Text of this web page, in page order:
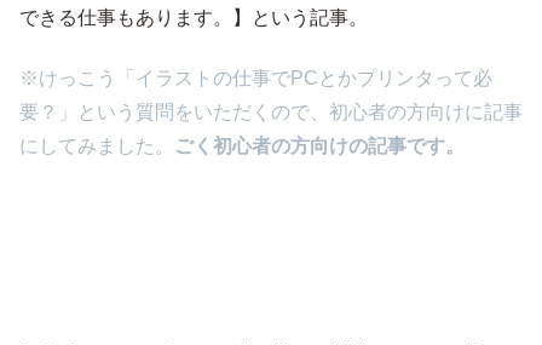
できる仕事もあります。】という記事。
※けっこう「イラストの仕事でPCとかプリンタって必
要？」という質問をいただくので、初心者の方向けに記事
にしてみました。
ごく初心者の方向けの記事です。